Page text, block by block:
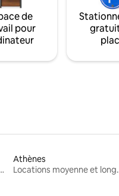
de
pour
longue durée
Athènes